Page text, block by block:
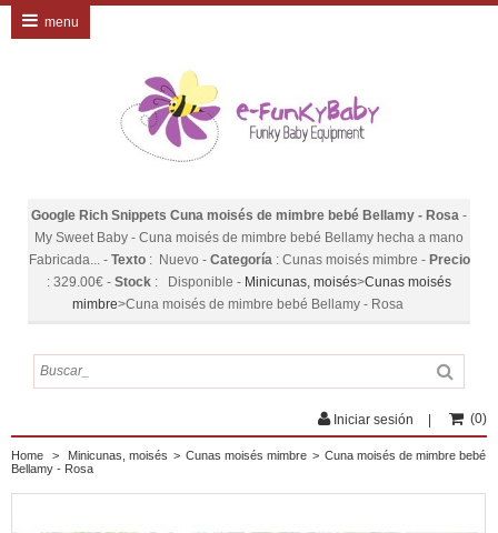
Google Rich Snippets Cuna moisés de mimbre bebé Bellamy - Rosa -
My Sweet Baby - Cuna moisés de mimbre bebé Bellamy hecha a mano
Fabricada...- Texto: Nuevo - Categoría: Cunas moisés mimbre - Precio
: 329.00€ - Stock : Disponible - Minicunas, moisés>Cunas moisés
mimbre>Cuna moisés de mimbre bebé Bellamy - Rosa
menu
(0)
Iniciar sesión
Home > Minicunas, moisés > Cunas moisés mimbre > Cuna moisés de mimbre bebé
Bellamy - Rosa